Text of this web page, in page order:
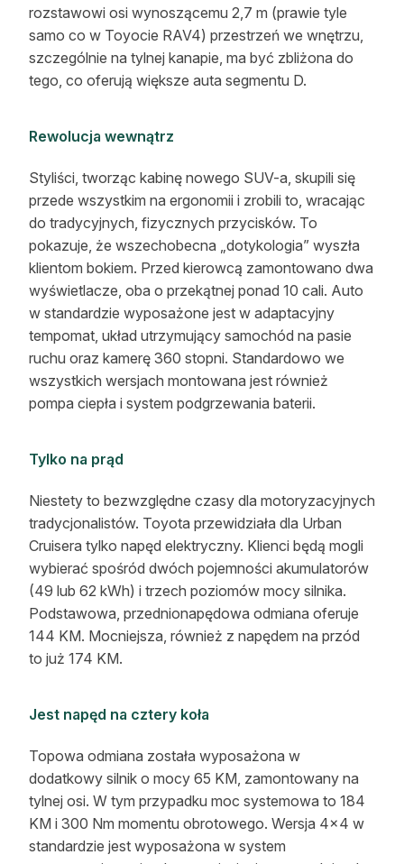
rozstawowi osi wynoszącemu 2,7 m (prawie tyle
samo co w Toyocie RAV4) przestrzeń we wnętrzu,
szczególnie na tylnej kanapie, ma być zbliżona do
tego, co oferują większe auta segmentu D.
Rewolucja wewnątrz
Styliści, tworząc kabinę nowego SUV-a, skupili się
przede wszystkim na ergonomii i zrobili to, wracając
do tradycyjnych, fizycznych przycisków. To
pokazuje, że wszechobecna „dotykologia” wyszła
klientom bokiem. Przed kierowcą zamontowano dwa
wyświetlacze, oba o przekątnej ponad 10 cali. Auto
w standardzie wyposażone jest w adaptacyjny
tempomat, układ utrzymujący samochód na pasie
ruchu oraz kamerę 360 stopni. Standardowo we
wszystkich wersjach montowana jest również
pompa ciepła i system podgrzewania baterii.
Tylko na prąd
Niestety to bezwzględne czasy dla motoryzacyjnych
tradycjonalistów. Toyota przewidziała dla Urban
Cruisera tylko napęd elektryczny. Klienci będą mogli
wybierać spośród dwóch pojemności akumulatorów
(49 lub 62 kWh) i trzech poziomów mocy silnika.
Podstawowa, przednionapędowa odmiana oferuje
144 KM. Mocniejsza, również z napędem na przód
to już 174 KM.
Jest napęd na cztery koła
Topowa odmiana została wyposażona w
dodatkowy silnik o mocy 65 KM, zamontowany na
tylnej osi. W tym przypadku moc systemowa to 184
KM i 300 Nm momentu obrotowego. Wersja 4×4 w
standardzie jest wyposażona w system